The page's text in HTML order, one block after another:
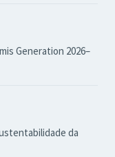
Generation 2026–
da